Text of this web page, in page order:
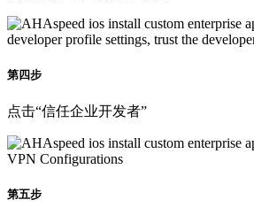
第四步
点击“信任企业开发者”
第五步